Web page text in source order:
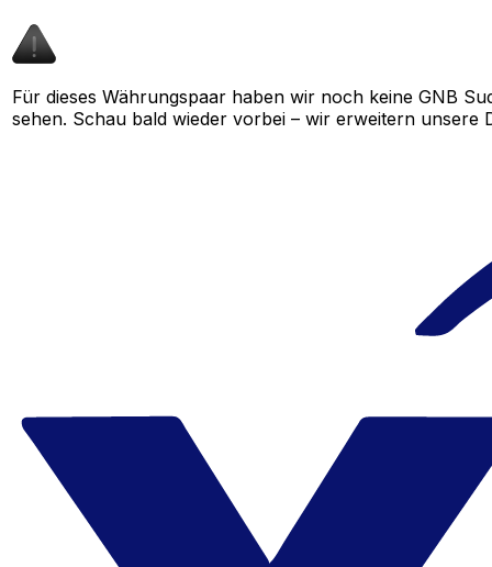
Für dieses Währungspaar haben wir noch keine GNB
sehen. Schau bald wieder vorbei – wir erweitern unsere